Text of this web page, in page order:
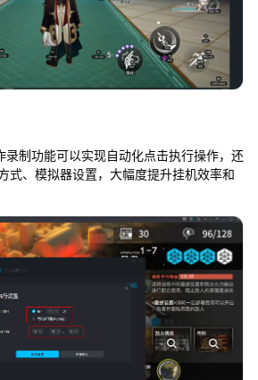
制功能可以实现自动化点击执行操作，还
式、模拟器设置，大幅度提升挂机效率和